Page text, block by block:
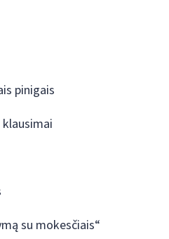
pinigais
su mokesčiais“